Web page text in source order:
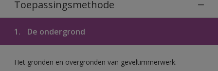
Toepassingsmethode
1. De ondergrond
Het gronden en overgronden van geveltimmerwerk.